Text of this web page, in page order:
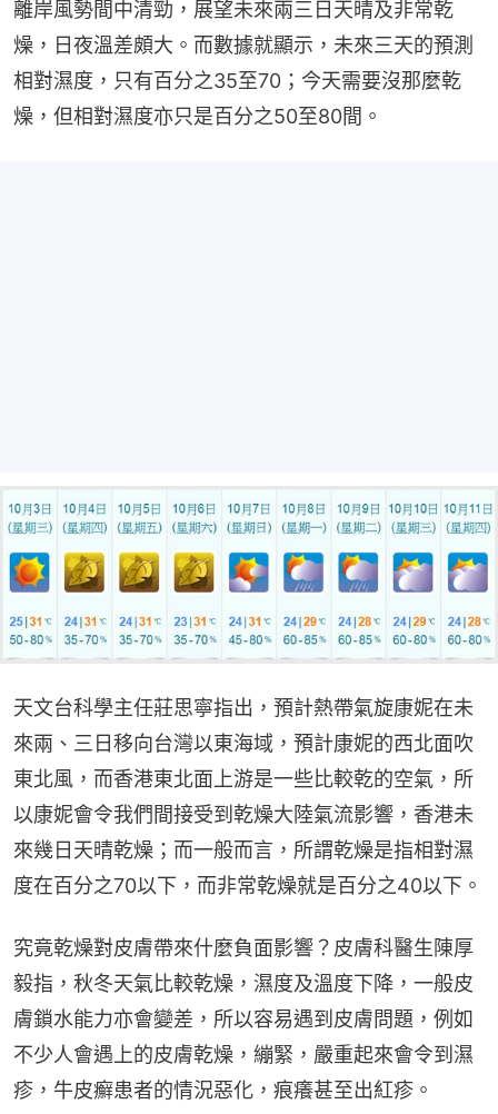
離岸風勢間中清勁，展望未來兩三日天晴及非常乾
燥，日夜溫差頗大。而數據就顯示，未來三天的預測
相對濕度，只有百分之35至70；今天需要沒那麼乾
燥，但相對濕度亦只是百分之50至80間。
天文台科學主任莊思寧指出，預計熱帶氣旋康妮在未
來兩、三日移向台灣以東海域，預計康妮的西北面吹
東北風，而香港東北面上游是一些比較乾的空氣，所
以康妮會令我們間接受到乾燥大陸氣流影響，香港未
來幾日天晴乾燥；而一般而言，所謂乾燥是指相對濕
度在百分之70以下，而非常乾燥就是百分之40以下。
究竟乾燥對皮膚帶來什麼負面影響？皮膚科醫生陳厚
毅指，秋冬天氣比較乾燥，濕度及溫度下降，一般皮
膚鎖水能力亦會變差，所以容易遇到皮膚問題，例如
不少人會遇上的皮膚乾燥，繃緊，嚴重起來會令到濕
疹，牛皮癬患者的情況惡化，痕癢甚至出紅疹。